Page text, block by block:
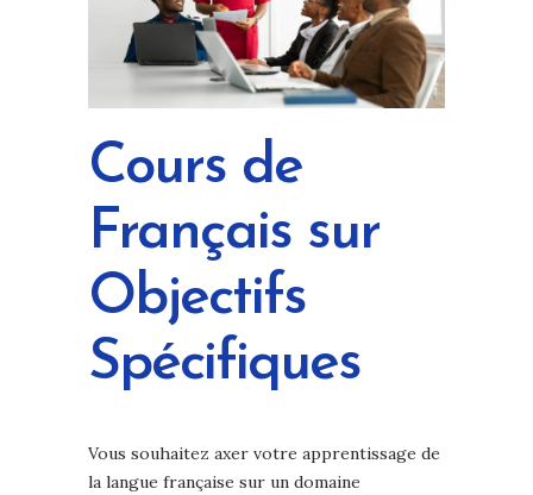
Cours de
Français sur
Objectifs
Spécifiques
Vous souhaitez axer votre apprentissage de
la langue française sur un domaine